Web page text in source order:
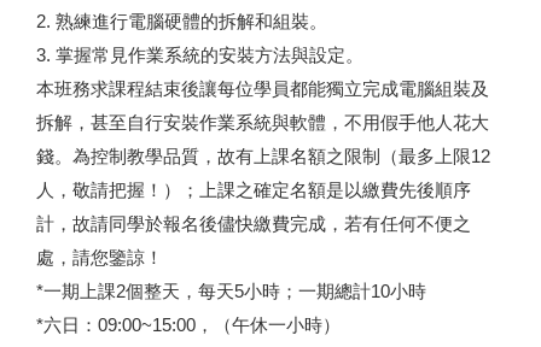
2. 熟練進行電腦硬體的拆解和組裝。
3. 掌握常見作業系統的安裝方法與設定。
本班務求課程結束後讓每位學員都能獨立完成電腦組裝及
拆解，甚至自行安裝作業系統與軟體，不用假手他人花大
錢。為控制教學品質，故有上課名額之限制（最多上限12
人，敬請把握！）；上課之確定名額是以繳費先後順序
計，故請同學於報名後儘快繳費完成，若有任何不便之
處，請您鑒諒！
*一期上課2個整天，每天5小時；一期總計10小時
*六日：09:00~15:00，（午休一小時）